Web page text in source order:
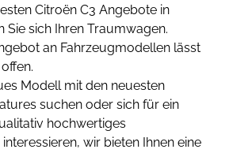
Citroën C3 Angebote in
Sie sich Ihren Traumwagen.
an Fahrzeugmodellen lässt
Modell mit den neuesten
suchen oder sich für ein
hochwertiges
wir bieten Ihnen eine